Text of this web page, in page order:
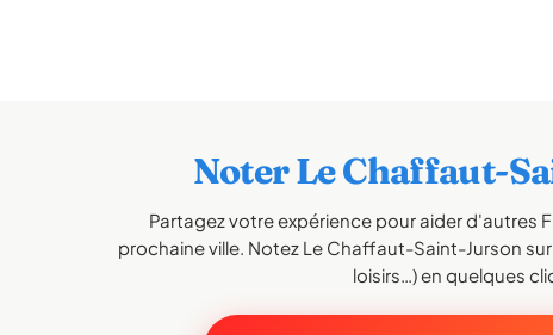
Noter Le Chaffaut-
Partagez votre expérience pour aider d'autres
prochaine ville. Notez Le Chaffaut-Saint-Jurson
loisirs…) en quelques